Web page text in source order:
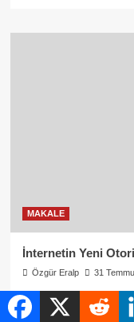
MAKALE
İnternetin Yeni
Özgür Eralp 31